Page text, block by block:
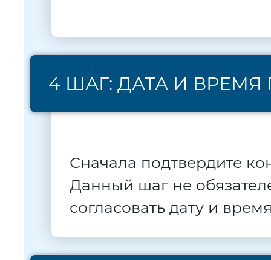
4 ШАГ: ДАТА И
Сначала подтвердите
Данный шаг не
согласовать дату и